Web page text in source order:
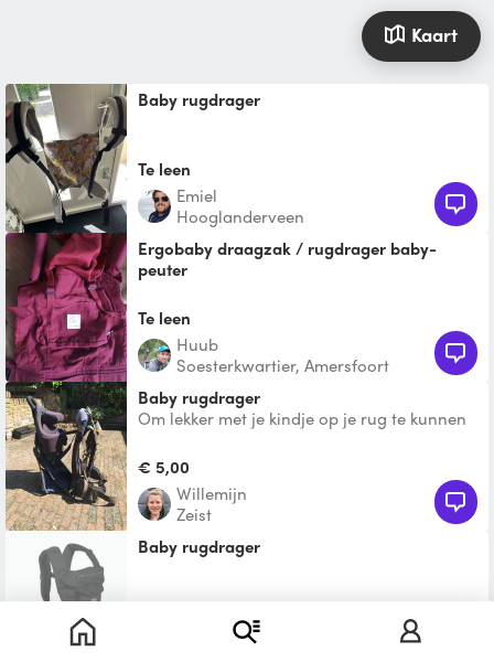
Kaart
Baby rugdrager
Te leen
Emiel
Hooglanderveen
Ergobaby draagzak / rugdrager baby-
peuter
kleine baby's.
Te leen
Huub
Soesterkwartier, Amersfoort
Baby rugdrager
Om lekker met je kindje op je rug te kunnen
€ 5,00
Willemijn
Zeist
Baby rugdrager
Carolina Pieternel